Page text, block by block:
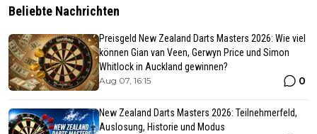
Beliebte Nachrichten
Preisgeld New Zealand Darts Masters 2026: Wie viel
können Gian van Veen, Gerwyn Price und Simon
Whitlock in Auckland gewinnen?
Aug 07, 16:15 0
New Zealand Darts Masters 2026: Teilnehmerfeld,
Auslosung, Historie und Modus